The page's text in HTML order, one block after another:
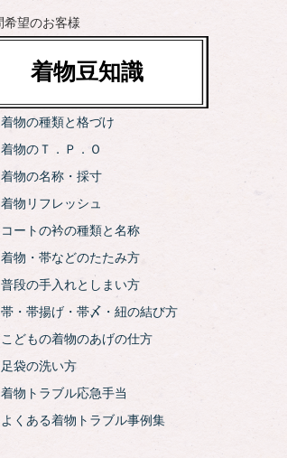
着物豆知識
着物の種類と格づけ
着物のＴ．Ｐ．Ｏ
着物の名称・採寸
着物リフレッシュ
コートの衿の種類と名称
着物・帯などのたたみ方
普段の手入れとしまい方
帯・帯揚げ・帯〆・紐の結び方
こどもの着物のあげの仕方
足袋の洗い方
着物トラブル応急手当
よくある着物トラブル事例集